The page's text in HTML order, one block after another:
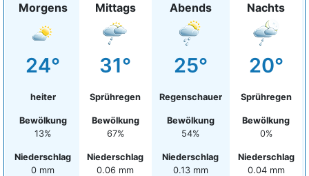
Morgens
24°
heiter
Bewölkung
13%
Niederschlag
0 mm
Mittags
31°
Sprühregen
Bewölkung
67%
Niederschlag
0.06 mm
Abends
25°
Regenschauer
Bewölkung
54%
Niederschlag
0.13 mm
Nachts
20°
Sprühregen
Bewölkung
0%
Niederschlag
0.04 mm